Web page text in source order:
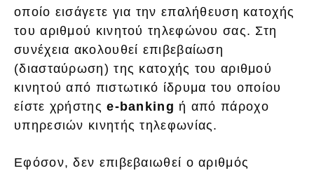
οποίο εισάγετε για την επαλήθευση κατοχής
του αριθμού κινητού τηλεφώνου σας. Στη
συνέχεια ακολουθεί επιβεβαίωση
(διασταύρωση) της κατοχής του αριθμού
κινητού από πιστωτικό ίδρυμα του οποίου
είστε χρήστηςe-banking ή από πάροχο
υπηρεσιών κινητής τηλεφωνίας.
Εφόσον, δεν επιβεβαιωθεί ο αριθμός